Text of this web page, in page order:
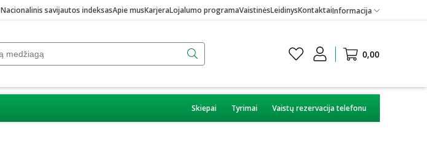
Nacionalinis savijautos indeksasApie musKarjeraLojalumo programaVaistinėsLeidinysKontaktaiInformacija
0,00
Skiepai Tyrimai Vaistų rezervacija telefonu